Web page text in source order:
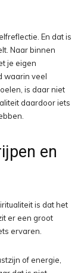
En dat is
Naar binnen
je eigen
waarin veel
is daar niet
daardoor iets
en
is dat het
er een groot
ervaren.
of energie,